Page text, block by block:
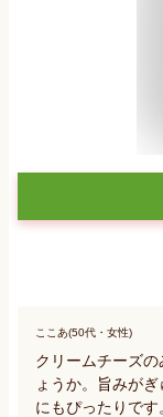
ここあ(50代・女性)
クリームチーズ
ょうか。旨みが
にもぴったりです